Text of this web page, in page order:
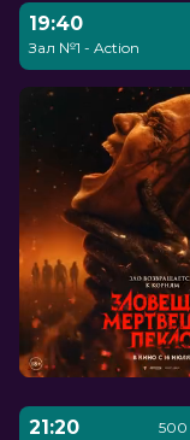
19:40
Зал №1 - Action
21:20
500